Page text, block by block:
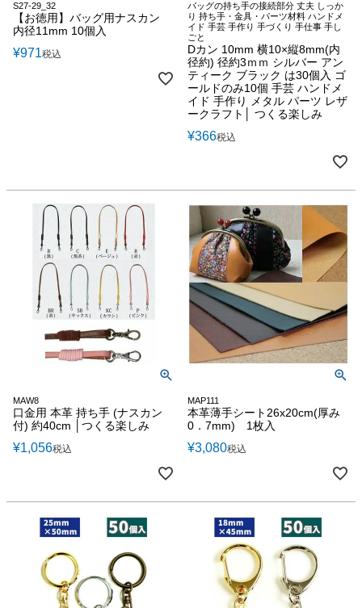
S27-29_32
【お徳用】バッグ用ナスカン
内径11mm 10個入
¥971税込
バッグの持ち手の接続部分 丈夫 しっか
り 持ち手・金具・パーツ材料 ハンドメ
イド 手芸 手作り 手づくり 手仕事 手し
ごと
Dカン 10mm 横10×縦8mm(内
径約) 径約3ｍｍ シルバー アン
ティーク ブラック は30個入 ゴ
ールドのみ10個 手芸 ハンドメ
イド 手作り メタル パーツ レザ
ークラフト│ つくる楽しみ
¥366税込
MAW8
口金用 本革 持ち手 (ナスカン
付) 約40cm │つくる楽しみ
¥1,056税込
MAP111
本革薄手シート26x20cm(厚み
0．7mm) 1枚入
¥3,080税込